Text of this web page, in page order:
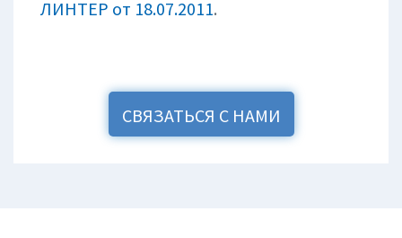
ЛИНТЕР от 18.07.2011.
СВЯЗАТЬСЯ С НАМИ